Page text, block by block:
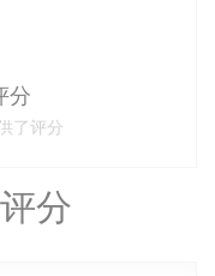
分
分
了评分